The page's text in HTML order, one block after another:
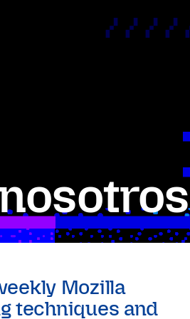
Mozilla
techniques and